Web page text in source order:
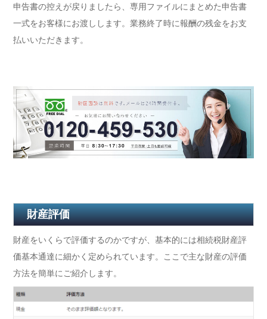
申告書の控えが戻りましたら、専用ファイルにまとめた申告書
一式をお客様にお渡しします。業務終了時に報酬の残金をお支
払いいただきます。
財産評価
財産をいくらで評価するのかですが、基本的には相続税財産評
価基本通達に細かく定められています。ここで主な財産の評価
方法を簡単にご紹介します。